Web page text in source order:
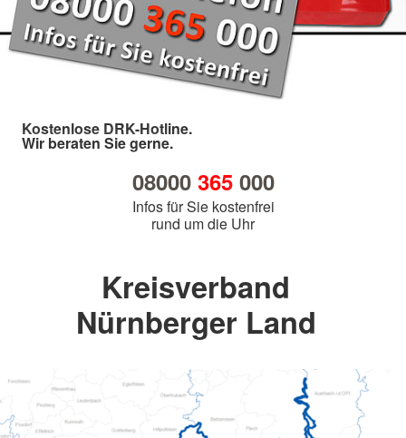
Kostenlose DRK-Hotline.
Wir beraten Sie gerne.
08000 365000
Infos für Sie kostenfrei
rund um die Uhr
Kreisverband
Nürnberger Land